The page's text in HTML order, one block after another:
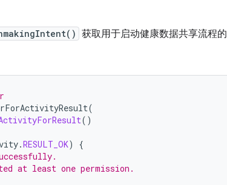
获取用于启动健康数据共享流程的
(
()
.RESULT_OK)
{
at least one permission.